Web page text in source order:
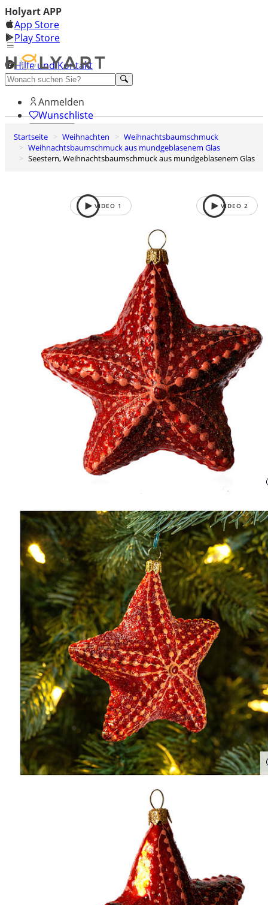
Holyart APP
App Store
Play Store
Hilfe und Kontakt
Entdecken Sie Premium
Anmelden
Wunschliste
0
Warenkorb
Startseite Weihnachten
Weihnachtsbaumschmuck
Weihnachtsbaumschmuck aus mundgeblasenem Glas
Seestern, Weihnachtsbaumschmuck aus mundgeblasenem Glas
VIDEO 1 VIDEO 2